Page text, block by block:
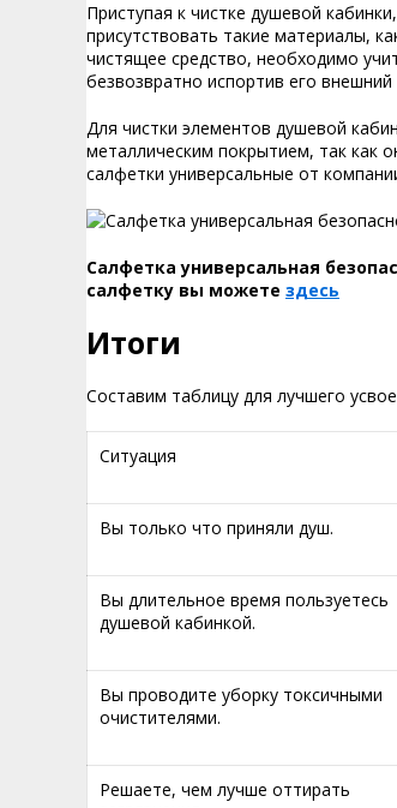
Приступая к чистке душевой
присутствовать такие материалы,
чистящее средство, необходимо
безвозвратно испортив его внешний
Для чистки элементов душевой
металлическим покрытием, так как
салфетки универсальные от
Салфетка универсальная
салфетку вы можете здесь
Итоги
Составим таблицу для лучшего
Ситуация
Вы только что приняли душ.
Вы длительное время пользуетесь
душевой кабинкой.
Вы проводите уборку токсичными
очистителями.
Решаете, чем лучше оттирать